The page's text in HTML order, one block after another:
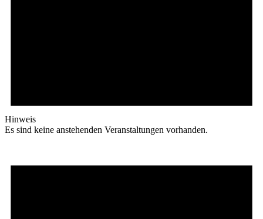
Hinweis
Es sind keine anstehenden Veranstaltungen vorhanden.